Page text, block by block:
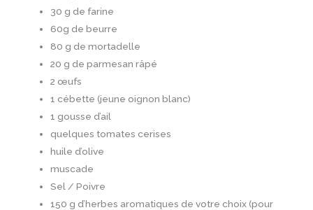
30 g de farine
60g de beurre
80 g de mortadelle
20 g de parmesan râpé
2 œufs
1 cébette (jeune oignon blanc)
1 gousse d’ail
quelques tomates cerises
huile d’olive
muscade
Sel / Poivre
150 g d’herbes aromatiques de votre choix (pour